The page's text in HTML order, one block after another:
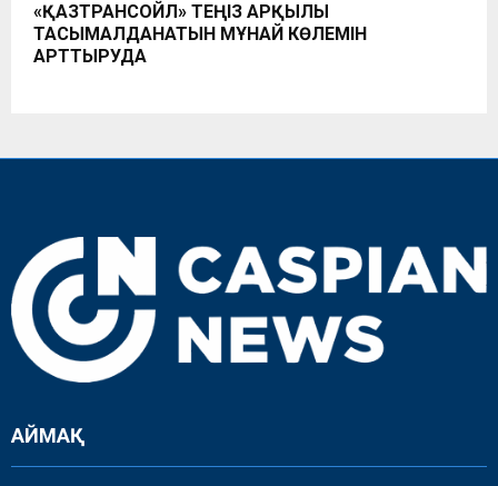
«ҚАЗТРАНСОЙЛ» ТЕҢІЗ АРҚЫЛЫ
ТАСЫМАЛДАНАТЫН МҰНАЙ КӨЛЕМІН
АРТТЫРУДА
АЙМАҚ